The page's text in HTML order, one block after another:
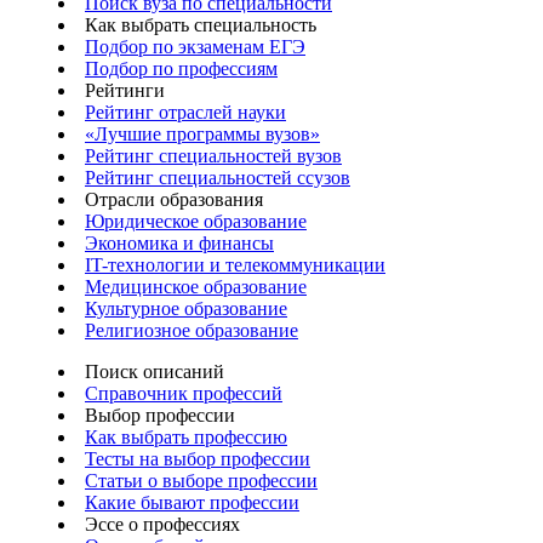
Как выбрать специальность
Подбор по экзаменам ЕГЭ
Подбор по профессиям
Рейтинги
Рейтинг отраслей науки
«Лучшие программы вузов»
Рейтинг специальностей вузов
Рейтинг специальностей ссузов
Отрасли образования
Юридическое образование
Экономика и финансы
IT-технологии и телекоммуникации
Медицинское образование
Культурное образование
Религиозное образование
Поиск описаний
Справочник профессий
Выбор профессии
Как выбрать профессию
Тесты на выбор профессии
Статьи о выборе профессии
Какие бывают профессии
Эссе о профессиях